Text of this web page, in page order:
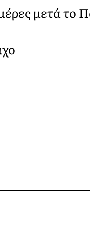
μετά το